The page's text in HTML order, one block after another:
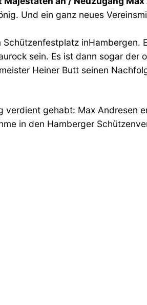
Und ein ganz neues
Schützenfestplatz
sein. Es ist dann sogar der
Heiner Butt seinen
verdient gehabt: Max
in den Hamberger